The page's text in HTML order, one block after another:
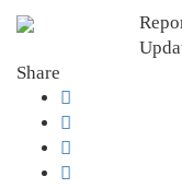
Share